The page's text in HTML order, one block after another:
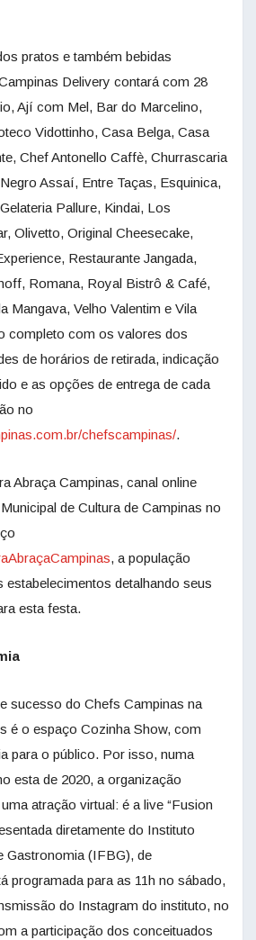
pratos e também bebidas
Delivery contará com 28
Ají com Mel, Bar do Marcelino,
Vidottinho, Casa Belga, Casa
Chef Antonello Caffè, Churrascaria
Assaí, Entre Taças, Esquinica,
Pallure, Kindai, Los
Olivetto, Original Cheesecake,
Restaurante Jangada,
Romana, Royal Bistrô & Café,
Mangava, Velho Valentim e Vila
completo com os valores dos
de horários de retirada, indicação
e as opções de entrega de cada
no
chefscampinas/.
Abraça Campinas, canal online
de Cultura de Campinas no
, a população
detalhando seus
esta festa.
sucesso do Chefs Campinas na
é o espaço Cozinha Show, com
para o público. Por isso, numa
esta de 2020, a organização
atração virtual: é a live “Fusion
diretamente do Instituto
Gastronomia (IFBG), de
programada para as 11h no sábado,
do Instagram do instituto, no
a participação dos conceituados